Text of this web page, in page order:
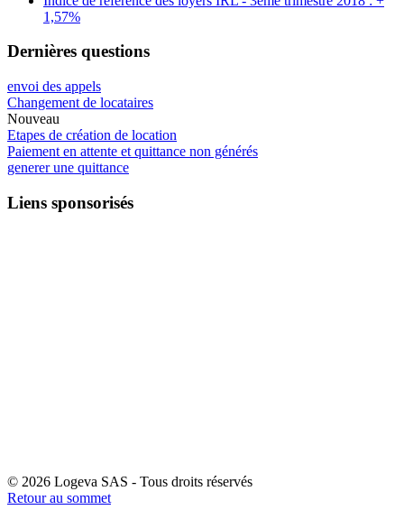
1,57%
Dernières questions
envoi des appels
Changement de locataires
Nouveau
Etapes de création de location
Paiement en attente et quittance non générés
generer une quittance
Liens sponsorisés
© 2026 Logeva SAS - Tous droits réservés
Retour au sommet